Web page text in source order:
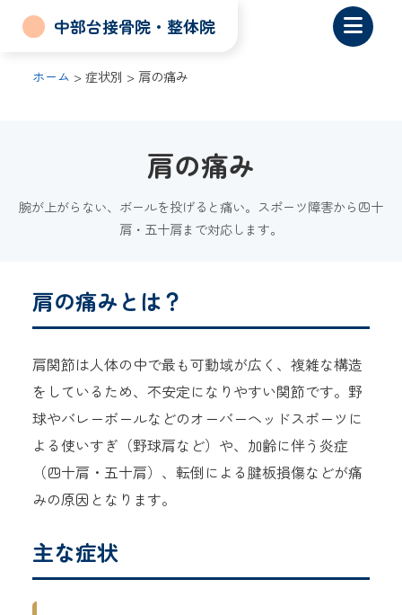
中部台接骨院・整体院
ホーム > 症状別 > 肩の痛み
肩の痛み
腕が上がらない、ボールを投げると痛い。スポーツ障害から四十
肩・五十肩まで対応します。
肩の痛みとは？
肩関節は人体の中で最も可動域が広く、複雑な構造
をしているため、不安定になりやすい関節です。野
球やバレーボールなどのオーバーヘッドスポーツに
よる使いすぎ（野球肩など）や、加齢に伴う炎症
（四十肩・五十肩）、転倒による腱板損傷などが痛
みの原因となります。
主な症状